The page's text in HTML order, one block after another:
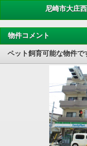
物件コメント
ペット飼育可能な物件で